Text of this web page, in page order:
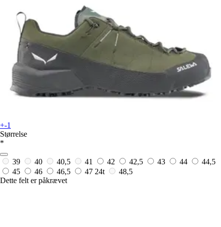
+-1
Størrelse
*
39 40 40,5 41 42 42,5 43 44
44,5
45
46 46,5 47 24t
48,5
Dette felt er påkrævet